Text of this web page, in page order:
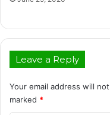
Leave a Reply
Your email address will
marked *